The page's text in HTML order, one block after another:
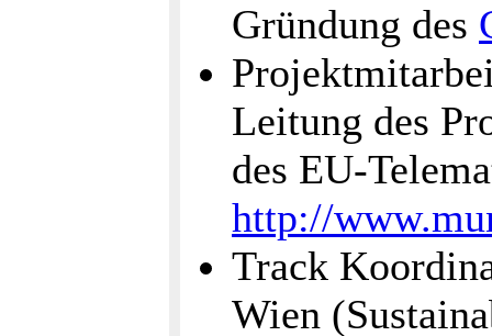
Gründung des
Leitung des
des EU-
http://
Track
Wien